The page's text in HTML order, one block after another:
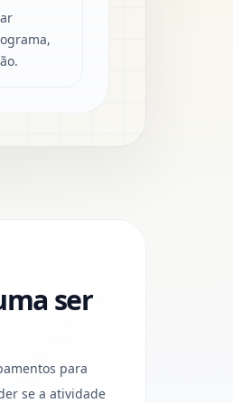
ser
para
se a atividade